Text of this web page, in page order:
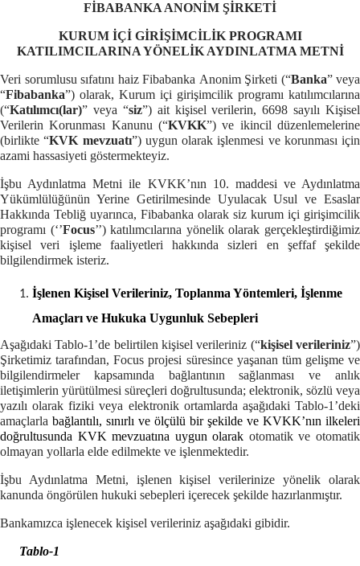
FİBABANKA ANONİM ŞİRKETİ
KURUM İÇİ GİRİŞİMCİLİK PROGRAMI
KATILIMCILARINAYÖNELİK AYDINLATMA METNİ
Veri sorumlusu sıfatını haiz Fibabanka Anonim Şirketi (“Banka” veya
“Fibabanka”) olarak, Kurum içi girişimcilik programı katılımcılarına
(“Katılımcı(lar)” veya “siz”) ait kişisel verilerin, 6698 sayılı Kişisel
Verilerin Korunması Kanunu (“KVKK”) ve ikincil düzenlemelerine
(birlikte “KVK mevzuatı”) uygun olarak işlenmesi ve korunması için
azami hassasiyeti göstermekteyiz.
İşbu Aydınlatma Metni ile KVKK’nın 10. maddesi ve Aydınlatma
Yükümlülüğünün Yerine Getirilmesinde Uyulacak Usul ve Esaslar
Hakkında Tebliğ uyarınca, Fibabanka olarak siz kurum içi girişimcilik
programı (‘’Focus’’) katılımcılarına yönelik olarak gerçekleştirdiğimiz
kişisel veri işleme faaliyetleri hakkında sizleri en şeffaf şekilde
bilgilendirmek isteriz.
İşlenen Kişisel Verileriniz, Toplanma Yöntemleri, İşlenme
Amaçları ve Hukuka Uygunluk Sebepleri
Aşağıdaki Tablo-1’de belirtilen kişisel verileriniz (“kişisel verileriniz”)
Şirketimiz tarafından, Focus projesi süresince yaşanan tüm gelişme ve
bilgilendirmeler kapsamında bağlantının sağlanması ve anlık
iletişimlerin yürütülmesi süreçleri doğrultusunda; elektronik, sözlü veya
yazılı olarak fiziki veya elektronik ortamlarda aşağıdaki Tablo-1’deki
amaçlarla bağlantılı, sınırlı ve ölçülü bir şekilde ve KVKK’nın ilkeleri
doğrultusunda KVK mevzuatına uygun olarak otomatik ve otomatik
olmayan yollarla elde edilmekte ve işlenmektedir.
İşbu Aydınlatma Metni, işlenen kişisel verilerinize yönelik olarak
kanunda öngörülen hukuki sebepleri içerecek şekilde hazırlanmıştır.
Bankamızca işlenecek kişisel verileriniz aşağıdaki gibidir.
Tablo-1